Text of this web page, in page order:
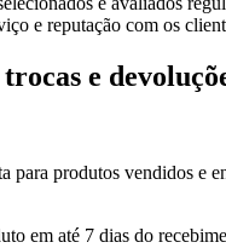
e reputação com os
e
para produtos vendidos e
em até 7 dias do